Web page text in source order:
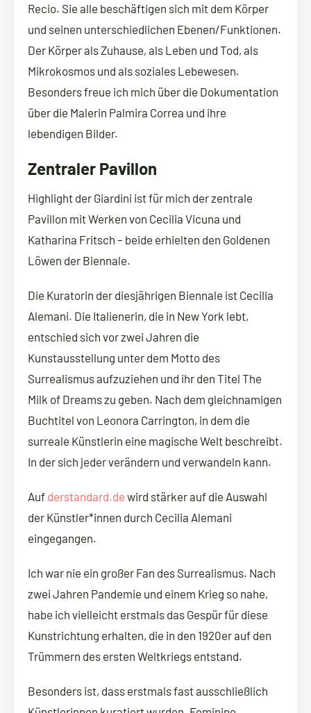
Recio. Sie alle beschäftigen sich mit dem Körper
und seinen unterschiedlichen Ebenen/Funktionen.
Der Körper als Zuhause, als Leben und Tod, als
Mikrokosmos und als soziales Lebewesen.
Besonders freue ich mich über die Dokumentation
über die Malerin Palmira Correa und ihre
lebendigen Bilder.
Zentraler Pavillon
Highlight der Giardini ist für mich der zentrale
Pavillon mit Werken von Cecilia Vicuna und
Katharina Fritsch – beide erhielten den Goldenen
Löwen der Biennale.
Die Kuratorin der diesjährigen Biennale ist Cecilia
Alemani. Die Italienerin, die in New York lebt,
entschied sich vor zwei Jahren die
Kunstausstellung unter dem Motto des
Surrealismus aufzuziehen und ihr den Titel The
Milk of Dreams zu geben. Nach dem gleichnamigen
Buchtitel von Leonora Carrington, in dem die
surreale Künstlerin eine magische Welt beschreibt.
In der sich jeder verändern und verwandeln kann.
Auf derstandard.de wird stärker auf die Auswahl
der Künstler*innen durch Cecilia Alemani
eingegangen.
Ich war nie ein großer Fan des Surrealismus. Nach
zwei Jahren Pandemie und einem Krieg so nahe,
habe ich vielleicht erstmals das Gespür für diese
Kunstrichtung erhalten, die in den 1920er auf den
Trümmern des ersten Weltkriegs entstand.
Besonders ist, dass erstmals fast ausschließlich